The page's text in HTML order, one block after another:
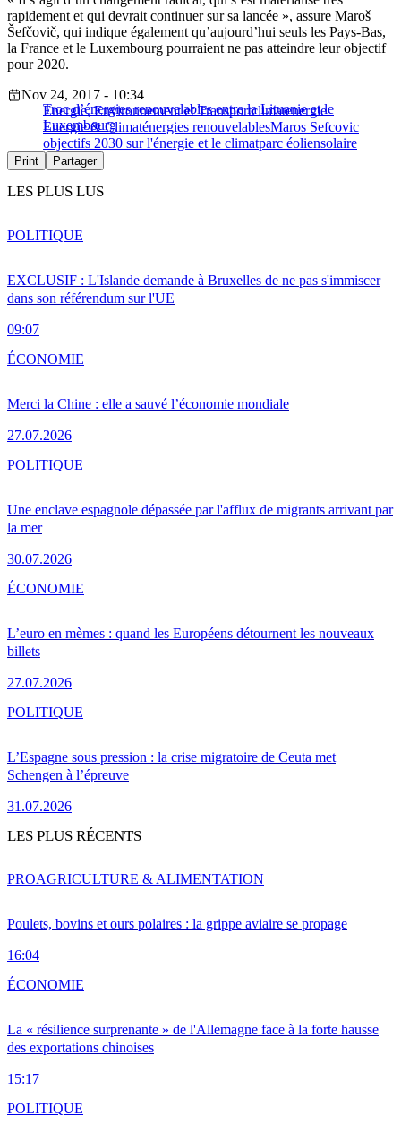
rapidement et qui devrait continuer sur sa lancée », assure Maroš
Šefčovič, qui indique également qu’aujourd’hui seuls les Pays-Bas,
la France et le Luxembourg pourraient ne pas atteindre leur objectif
pour 2020.
Troc d’énergies renouvelables entre la Lituanie et le
Luxembourg
Nov 24, 2017 - 10:34
Energie, Environnement et Transportclimatenergie
Energie & Climaténergies renouvelablesMaros Sefcovic
objectifs 2030 sur l'énergie et le climatparc éoliensolaire
Print Partager
LES PLUS LUS
EXCLUSIF : L'Islande demande à Bruxelles de ne pas s'immiscer
dans son référendum sur l'UE
09:07
POLITIQUE
Merci la Chine : elle a sauvé l’économie mondiale
27.07.2026
ÉCONOMIE
Une enclave espagnole dépassée par l'afflux de migrants arrivant par
la mer
30.07.2026
POLITIQUE
L’euro en mèmes : quand les Européens détournent les nouveaux
billets
27.07.2026
ÉCONOMIE
L’Espagne sous pression : la crise migratoire de Ceuta met
Schengen à l’épreuve
31.07.2026
POLITIQUE
LES PLUS RÉCENTS
Poulets, bovins et ours polaires : la grippe aviaire se propage
16:04
PROAGRICULTURE & ALIMENTATION
La « résilience surprenante » de l'Allemagne face à la forte hausse
des exportations chinoises
15:17
ÉCONOMIE
POLITIQUE